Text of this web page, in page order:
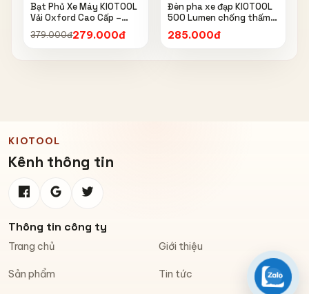
Bạt Phủ Xe Máy KIOTOOL
Vải Oxford Cao Cấp –
Chống Nắng, Chống Mưa,
Chống Bụi, Chống Tia UV,
379.000đ279.000đ
Đèn pha xe đạp KIOTOOL
500 Lumen chống thấm
nước IPX6 6603
285.000đ
KIOTOOL
Kênh thông tin
Thông tin công ty
Trang chủ Giới thiệu
Sản phẩm Tin tức
Zalo